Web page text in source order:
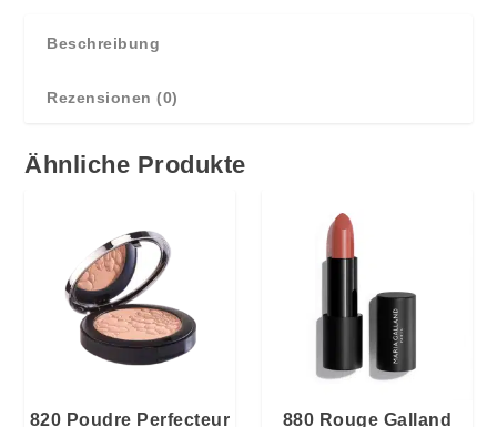
up
Menge
Beschreibung
Rezensionen (0)
Ähnliche Produkte
820 Poudre Perfecteur
880 Rouge Galland